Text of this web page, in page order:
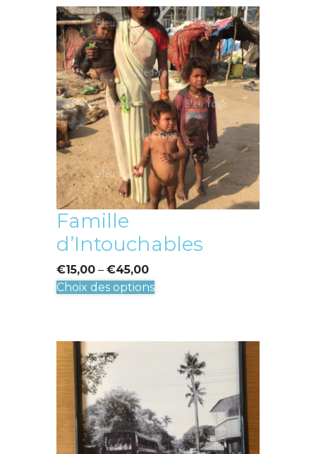
Famille
d’Intouchables
€15,00 – €45,00
Choix des optionsCe
variations.
options
peuvent
être
choisies